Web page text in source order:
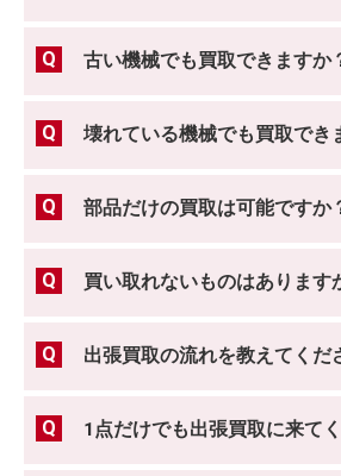
古い機械でも買取できますか
壊れている機械でも買取でき
部品だけの買取は可能ですか
買い取れないものはあります
出張買取の流れを教えてくだ
1点だけでも出張買取に来て